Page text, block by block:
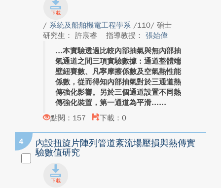
/ 系統及船舶機電工程學系 /110/ 碩士
研究生： 許宸睿
指導教授： 張始偉
本實驗透過比較內部抽氣與無內部抽
氣通道之間三項實驗數據：通道整體端
壁紐賽數、凡寧摩擦係數及空氣熱性能
係數，從而得知內部抽氣對於三通道熱
傳強化影響。另於三個通道設置不同熱
傳強化裝置，第一通道為平滑...
點閱：157
下載：0
4
內設扭旋片陣列管道紊流場壓損與熱傳實
驗數值研究